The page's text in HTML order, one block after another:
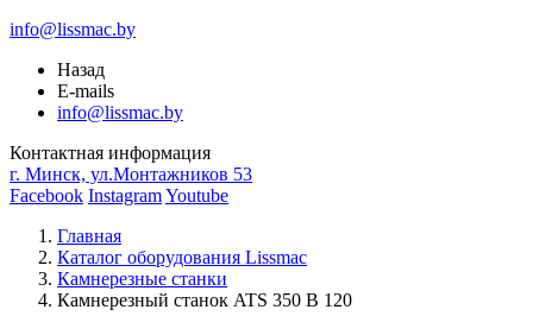
info@lissmac.by
Назад
E-mails
info@lissmac.by
Контактная информация
г. Минск, ул.Монтажников 53
Facebook InstagramYoutube
Главная
Каталог оборудования Lissmac
Камнерезные станки
Камнерезный станок ATS 350 B 120